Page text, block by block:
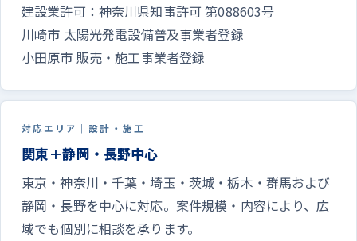
建設業許可：神奈川県知事許可 第088603号
川崎市 太陽光発電設備普及事業者登録
小田原市 販売・施工事業者登録
対応エリア｜設計・施工
関東＋静岡・長野中心
東京・神奈川・千葉・埼玉・茨城・栃木・群馬および
静岡・長野を中心に対応。案件規模・内容により、広
域でも個別に相談を承ります。